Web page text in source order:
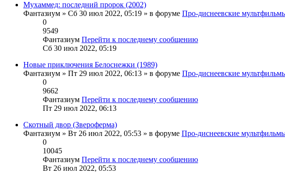
Мухаммед: последний пророк (2002)
Фантазиум » Сб 30 июл 2022, 05:19 » в форуме Про-диснеевские
0
9549
Фантазиум Перейти к последнему сообщению
Сб 30 июл 2022, 05:19
Новые приключения Белоснежки (1989)
Фантазиум » Пт 29 июл 2022, 06:13 » в форуме Про-диснеевские
0
9662
Фантазиум Перейти к последнему сообщению
Пт 29 июл 2022, 06:13
Скотный двор (Звероферма)
Фантазиум » Вт 26 июл 2022, 05:53 » в форуме Про-диснеевские
0
10045
Фантазиум Перейти к последнему сообщению
Вт 26 июл 2022, 05:53